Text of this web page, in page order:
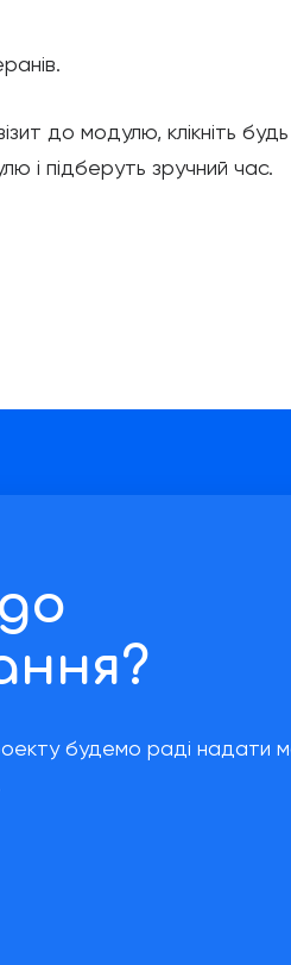
до модулю, клікніть
і підберуть зручний час.
будемо раді надати